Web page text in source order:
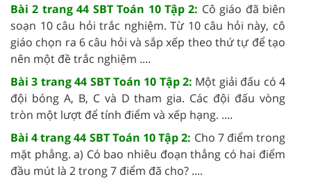
Bài 2 trang 44 SBT Toán 10 Tập 2: Cô giáo đã biên
soạn 10 câu hỏi trắc nghiệm. Từ 10 câu hỏi này, cô
giáo chọn ra 6 câu hỏi và sắp xếp theo thứ tự để tạo
nên một đề trắc nghiệm ....
Bài 3 trang 44 SBT Toán 10 Tập 2: Một giải đấu có 4
đội bóng A, B, C và D tham gia. Các đội đấu vòng
tròn một lượt để tính điểm và xếp hạng. ....
Bài 4 trang 44 SBT Toán 10 Tập 2: Cho 7 điểm trong
mặt phẳng. a) Có bao nhiêu đoạn thẳng có hai điểm
đầu mút là 2 trong 7 điểm đã cho? ....